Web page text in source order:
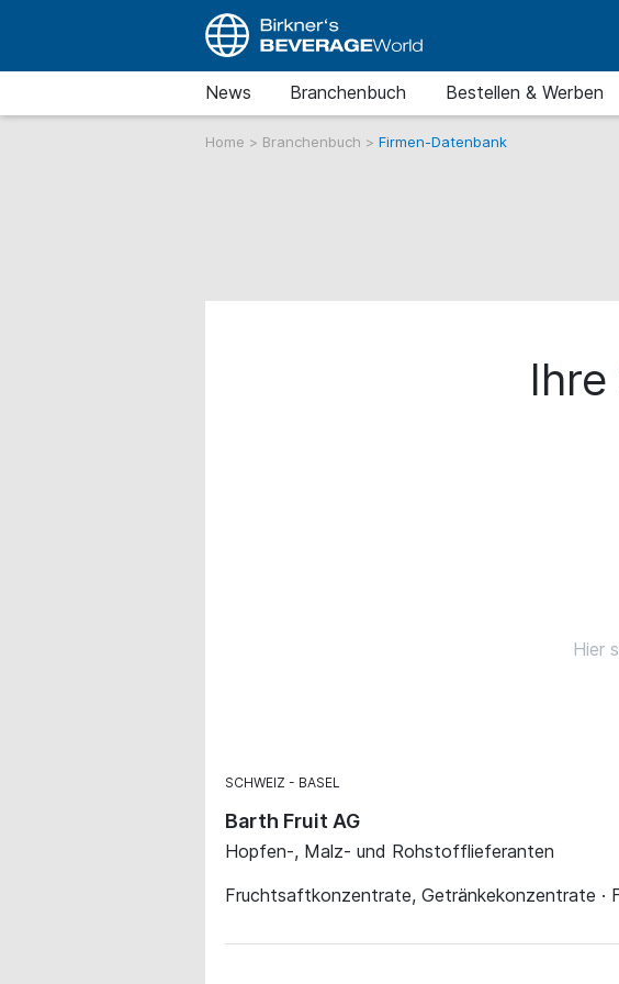
News Branchenbuch Bestellen & Werben
Home > Branchenbuch > Firmen-Datenbank
Hier
SCHWEIZ BASEL
Barth Fruit AG
Hopfen-, Malz- und Rohstofflieferanten
Fruchtsaftkonzentrate, Getränkekonzentrate ·